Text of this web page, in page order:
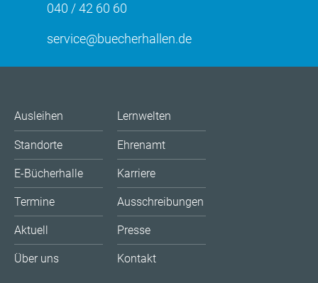
040 / 42 60 60
service@buecherhallen.de
Ausleihen
Standorte
E-Bücherhalle
Termine
Aktuell
Über uns
Lernwelten
Ehrenamt
Karriere
Ausschreibungen
Presse
Kontakt